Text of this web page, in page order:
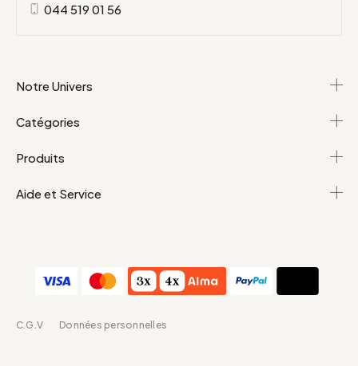
044 519 01 56
Notre Univers
Catégories
Produits
Aide et Service
C.G.V Données personnelles